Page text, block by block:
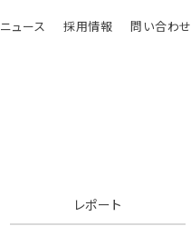
ニュース 採用情報 問い合わせ
レポート